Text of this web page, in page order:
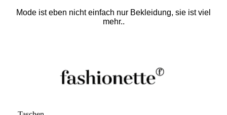
Mode ist eben nicht einfach nur Bekleidung, sie ist viel
mehr..